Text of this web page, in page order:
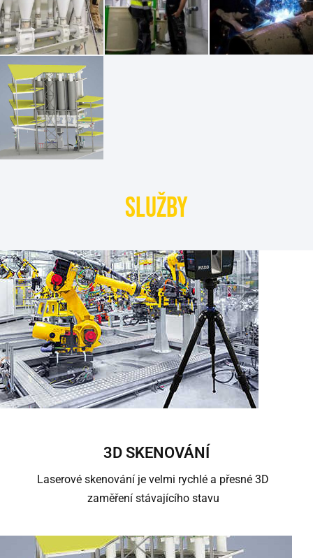
Služby
3D SKENOVÁNÍ
Laserové skenování je velmi rychlé a přesné 3D
zaměření stávajícího stavu